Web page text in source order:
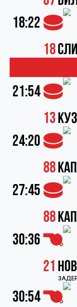
18:22
18
21:54
13
24:20
88
27:45
88
30:36
21
30:54